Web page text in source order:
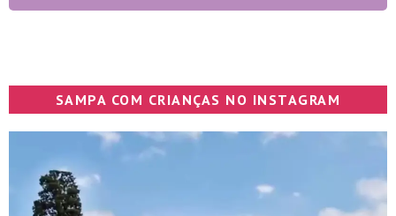
SAMPA COM CRIANÇAS NO INSTAGRAM